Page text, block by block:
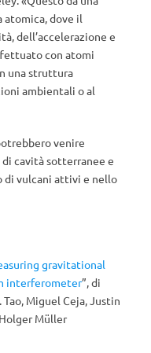
atomica, dove il
dell’accelerazione e
con atomi
una struttura
ambientali o al
venire
cavità sotterranee e
di vulcani attivi e nello
gravitational
interferometer”, di
Miguel Ceja, Justin
Müller